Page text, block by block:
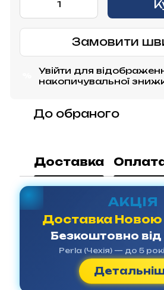
Замовити
Увійти для
накопичувальної
До обраного
Доставка
АКЦІЯ
Доставка
Безкоштовно від
Perla (Чехія) — до 5